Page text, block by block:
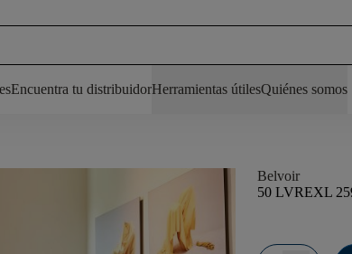
Encuentra tu distribuidorHerramientas útilesQuiénes somos
Belvoir
50 LVREXL